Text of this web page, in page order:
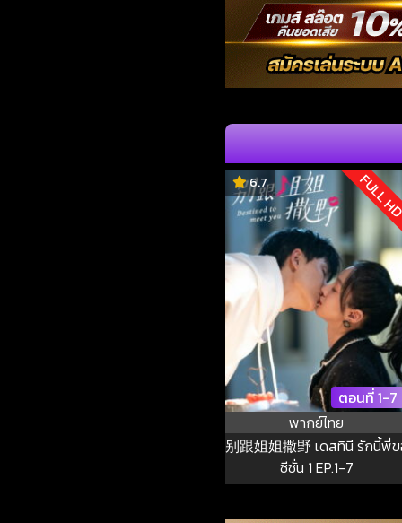
6.7 FULL
ตอนที่ 1-7
พากย์ไทย
别跟姐姐撒野 เดสทินี รักนี้พี่
ซีซั่น 1 EP.1-7